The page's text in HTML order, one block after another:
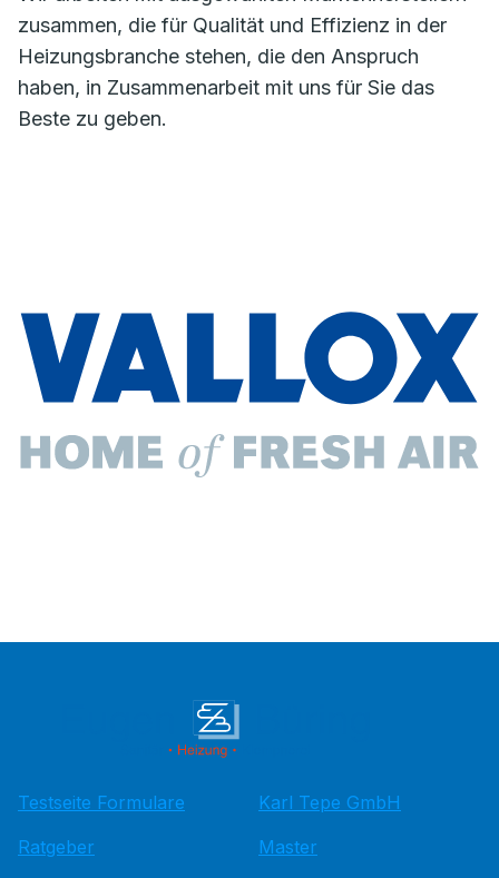
zusammen, die für Qualität und Effizienz in der
Heizungsbranche stehen, die den Anspruch
haben, in Zusammenarbeit mit uns für Sie das
Beste zu geben.
Testseite Formulare
Ratgeber
Karl Tepe GmbH
Master